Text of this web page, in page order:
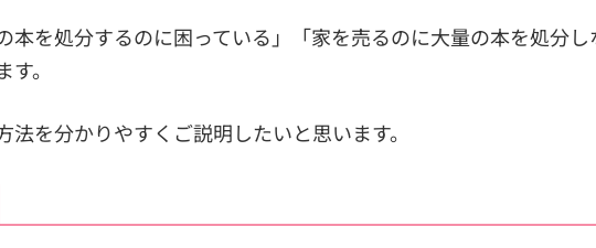
本を処分するのに困っている」「家を売るのに大量の本を処分
。
法を分かりやすくご説明したいと思います。